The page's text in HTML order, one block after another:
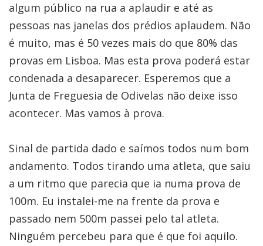
algum público na rua a aplaudir e até as
pessoas nas janelas dos prédios aplaudem. Não
é muito, mas é 50 vezes mais do que 80% das
provas em Lisboa. Mas esta prova poderá estar
condenada a desaparecer. Esperemos que a
Junta de Freguesia de Odivelas não deixe isso
acontecer. Mas vamos à prova.
Sinal de partida dado e saímos todos num bom
andamento. Todos tirando uma atleta, que saiu
a um ritmo que parecia que ia numa prova de
100m. Eu instalei-me na frente da prova e
passado nem 500m passei pelo tal atleta.
Ninguém percebeu para que é que foi aquilo.